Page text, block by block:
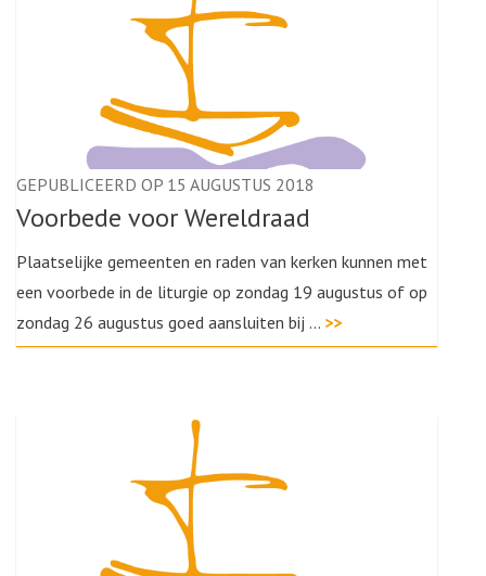
GEPUBLICEERD OP 15 AUGUSTUS 2018
Voorbede voor Wereldraad
Plaatselijke gemeenten en raden van kerken kunnen met
een voorbede in de liturgie op zondag 19 augustus of op
zondag 26 augustus goed aansluiten bij … >>